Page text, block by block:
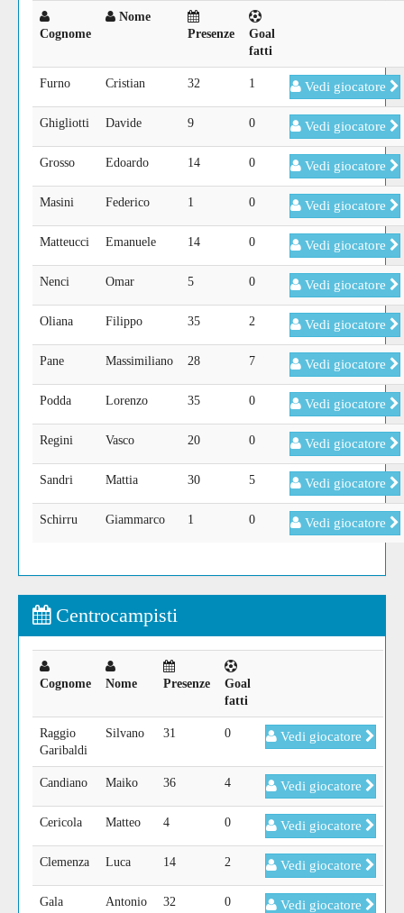
Cognome
Nome
Presenze
Goal
fatti
Furno Cristian 32 1 Vedi giocatore
Ghigliotti Davide 9 0 Vedi giocatore
Grosso Edoardo 14 0 Vedi giocatore
Masini Federico 1 0 Vedi giocatore
Matteucci Emanuele 14 0 Vedi giocatore
Nenci Omar 5 0 Vedi giocatore
Oliana Filippo 35 2 Vedi giocatore
Pane Massimiliano 28 7 Vedi giocatore
Podda Lorenzo 35 0 Vedi giocatore
Regini Vasco 20 0 Vedi giocatore
Sandri Mattia 30 5 Vedi giocatore
Schirru Giammarco 1 0 Vedi giocatore
Centrocampisti
Cognome Nome Presenze
Goal
fatti
Raggio
Garibaldi
Silvano 31 0 Vedi giocatore
Candiano Maiko 36 4 Vedi giocatore
Cericola Matteo 4 0 Vedi giocatore
Clemenza Luca 14 2 Vedi giocatore
Gala Antonio 32 0 Vedi giocatore